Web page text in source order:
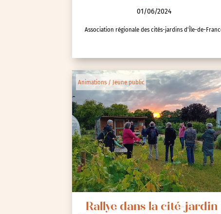
01/06/2024
Association régionale des cités-jardins d'Île-de-
Animations / Jeune public
Rallye dans la cité-jardin |